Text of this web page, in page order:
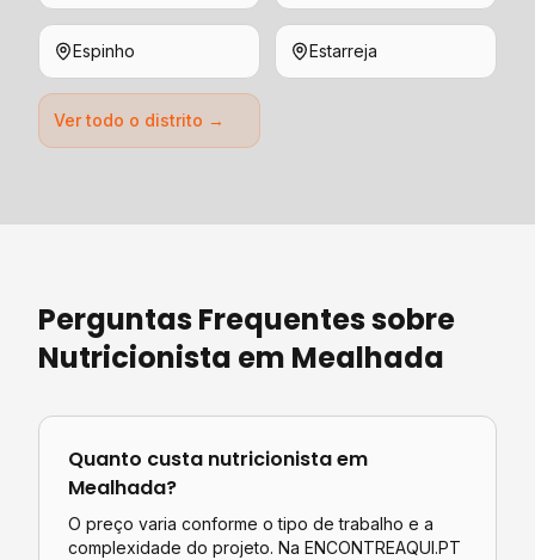
Espinho Estarreja
Ver todo o distrito →
Perguntas Frequentes sobre
Nutricionista em Mealhada
Quanto custa nutricionistaem
Mealhada?
O preço varia conforme o tipo de trabalho e a
complexidade do projeto. Na ENCONTREAQUI.PT